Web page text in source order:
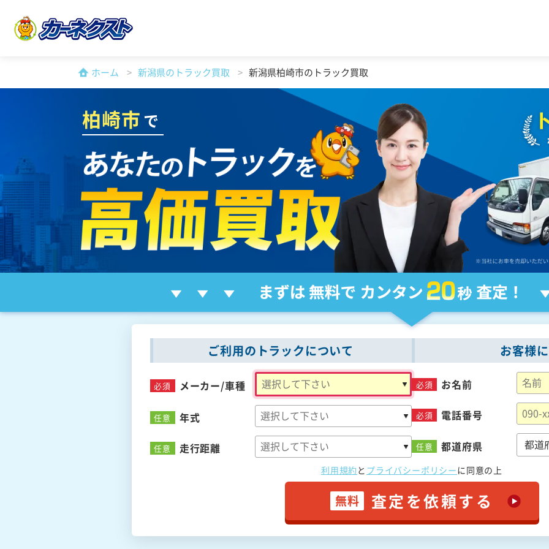
ホーム 新潟県のトラック買取 新潟県柏崎市のトラック買取
柏崎市で
ご利用のトラックについて
必須 メーカー/車種
任意 年式
任意 走行距離
お客様
必須 お名前
必須 電話番号
任意 都道府県
利用規約 と プライバシーポリシーに同意の上
無料 査定を依頼する